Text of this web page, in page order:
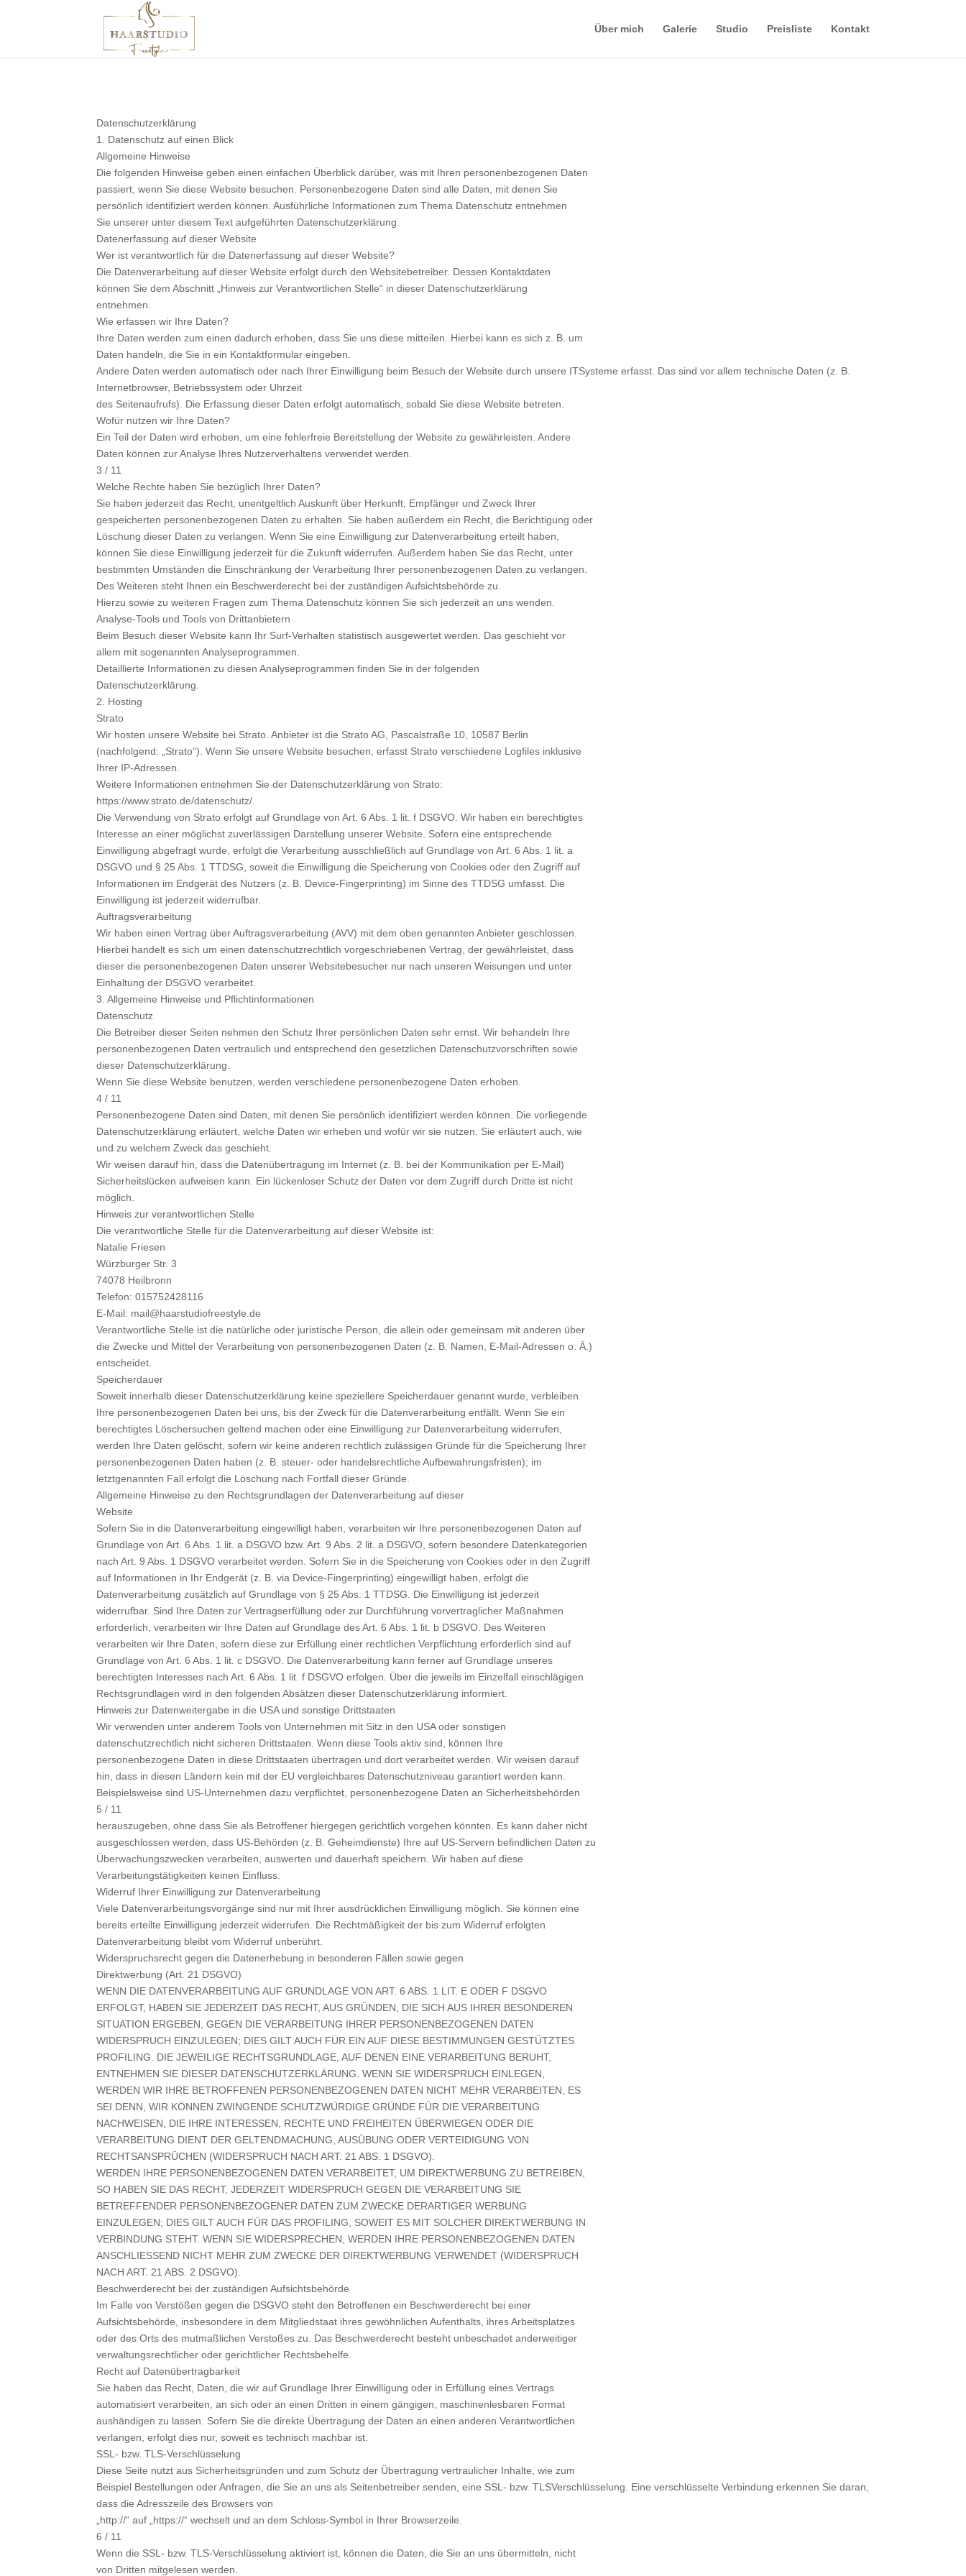
Über mich Galerie Studio Preisliste Kontakt
Datenschutzerklärung
1. Datenschutz auf einen Blick
Allgemeine Hinweise
Die folgenden Hinweise geben einen einfachen Überblick darüber, was mit Ihren personenbezogenen Daten
passiert, wenn Sie diese Website besuchen. Personenbezogene Daten sind alle Daten, mit denen Sie
persönlich identifiziert werden können. Ausführliche Informationen zum Thema Datenschutz entnehmen
Sie unserer unter diesem Text aufgeführten Datenschutzerklärung.
Datenerfassung auf dieser Website
Wer ist verantwortlich für die Datenerfassung auf dieser Website?
Die Datenverarbeitung auf dieser Website erfolgt durch den Websitebetreiber. Dessen Kontaktdaten
können Sie dem Abschnitt „Hinweis zur Verantwortlichen Stelle“ in dieser Datenschutzerklärung
entnehmen.
Wie erfassen wir Ihre Daten?
Ihre Daten werden zum einen dadurch erhoben, dass Sie uns diese mitteilen. Hierbei kann es sich z. B. um
Daten handeln, die Sie in ein Kontaktformular eingeben.
Andere Daten werden automatisch oder nach Ihrer Einwilligung beim Besuch der Website durch unsere ITSysteme erfasst. Das sind vor allem technische Daten (z. B.
Internetbrowser, Betriebssystem oder Uhrzeit
des Seitenaufrufs). Die Erfassung dieser Daten erfolgt automatisch, sobald Sie diese Website betreten.
Wofür nutzen wir Ihre Daten?
Ein Teil der Daten wird erhoben, um eine fehlerfreie Bereitstellung der Website zu gewährleisten. Andere
Daten können zur Analyse Ihres Nutzerverhaltens verwendet werden.
3 / 11
Welche Rechte haben Sie bezüglich Ihrer Daten?
Sie haben jederzeit das Recht, unentgeltlich Auskunft über Herkunft, Empfänger und Zweck Ihrer
gespeicherten personenbezogenen Daten zu erhalten. Sie haben außerdem ein Recht, die Berichtigung oder
Löschung dieser Daten zu verlangen. Wenn Sie eine Einwilligung zur Datenverarbeitung erteilt haben,
können Sie diese Einwilligung jederzeit für die Zukunft widerrufen. Außerdem haben Sie das Recht, unter
bestimmten Umständen die Einschränkung der Verarbeitung Ihrer personenbezogenen Daten zu verlangen.
Des Weiteren steht Ihnen ein Beschwerderecht bei der zuständigen Aufsichtsbehörde zu.
Hierzu sowie zu weiteren Fragen zum Thema Datenschutz können Sie sich jederzeit an uns wenden.
Analyse-Tools und Tools von Drittanbietern
Beim Besuch dieser Website kann Ihr Surf-Verhalten statistisch ausgewertet werden. Das geschieht vor
allem mit sogenannten Analyseprogrammen.
Detaillierte Informationen zu diesen Analyseprogrammen finden Sie in der folgenden
Datenschutzerklärung.
2. Hosting
Strato
Wir hosten unsere Website bei Strato. Anbieter ist die Strato AG, Pascalstraße 10, 10587 Berlin
(nachfolgend: „Strato“). Wenn Sie unsere Website besuchen, erfasst Strato verschiedene Logfiles inklusive
Ihrer IP-Adressen.
Weitere Informationen entnehmen Sie der Datenschutzerklärung von Strato:
https://www.strato.de/datenschutz/.
Die Verwendung von Strato erfolgt auf Grundlage von Art. 6 Abs. 1 lit. f DSGVO. Wir haben ein berechtigtes
Interesse an einer möglichst zuverlässigen Darstellung unserer Website. Sofern eine entsprechende
Einwilligung abgefragt wurde, erfolgt die Verarbeitung ausschließlich auf Grundlage von Art. 6 Abs. 1 lit. a
DSGVO und § 25 Abs. 1 TTDSG, soweit die Einwilligung die Speicherung von Cookies oder den Zugriff auf
Informationen im Endgerät des Nutzers (z. B. Device-Fingerprinting) im Sinne des TTDSG umfasst. Die
Einwilligung ist jederzeit widerrufbar.
Auftragsverarbeitung
Wir haben einen Vertrag über Auftragsverarbeitung (AVV) mit dem oben genannten Anbieter geschlossen.
Hierbei handelt es sich um einen datenschutzrechtlich vorgeschriebenen Vertrag, der gewährleistet, dass
dieser die personenbezogenen Daten unserer Websitebesucher nur nach unseren Weisungen und unter
Einhaltung der DSGVO verarbeitet.
3. Allgemeine Hinweise und Pflichtinformationen
Datenschutz
Die Betreiber dieser Seiten nehmen den Schutz Ihrer persönlichen Daten sehr ernst. Wir behandeln Ihre
personenbezogenen Daten vertraulich und entsprechend den gesetzlichen Datenschutzvorschriften sowie
dieser Datenschutzerklärung.
Wenn Sie diese Website benutzen, werden verschiedene personenbezogene Daten erhoben.
4 / 11
Personenbezogene Daten sind Daten, mit denen Sie persönlich identifiziert werden können. Die vorliegende
Datenschutzerklärung erläutert, welche Daten wir erheben und wofür wir sie nutzen. Sie erläutert auch, wie
und zu welchem Zweck das geschieht.
Wir weisen darauf hin, dass die Datenübertragung im Internet (z. B. bei der Kommunikation per E-Mail)
Sicherheitslücken aufweisen kann. Ein lückenloser Schutz der Daten vor dem Zugriff durch Dritte ist nicht
möglich.
Hinweis zur verantwortlichen Stelle
Die verantwortliche Stelle für die Datenverarbeitung auf dieser Website ist:
Natalie Friesen
Würzburger Str. 3
74078 Heilbronn
Telefon: 015752428116
E-Mail: mail@haarstudiofreestyle.de
Verantwortliche Stelle ist die natürliche oder juristische Person, die allein oder gemeinsam mit anderen über
die Zwecke und Mittel der Verarbeitung von personenbezogenen Daten (z. B. Namen, E-Mail-Adressen o. Ä.)
entscheidet.
Speicherdauer
Soweit innerhalb dieser Datenschutzerklärung keine speziellere Speicherdauer genannt wurde, verbleiben
Ihre personenbezogenen Daten bei uns, bis der Zweck für die Datenverarbeitung entfällt. Wenn Sie ein
berechtigtes Löschersuchen geltend machen oder eine Einwilligung zur Datenverarbeitung widerrufen,
werden Ihre Daten gelöscht, sofern wir keine anderen rechtlich zulässigen Gründe für die Speicherung Ihrer
personenbezogenen Daten haben (z. B. steuer- oder handelsrechtliche Aufbewahrungsfristen); im
letztgenannten Fall erfolgt die Löschung nach Fortfall dieser Gründe.
Allgemeine Hinweise zu den Rechtsgrundlagen der Datenverarbeitung auf dieser
Website
Sofern Sie in die Datenverarbeitung eingewilligt haben, verarbeiten wir Ihre personenbezogenen Daten auf
Grundlage von Art. 6 Abs. 1 lit. a DSGVO bzw. Art. 9 Abs. 2 lit. a DSGVO, sofern besondere Datenkategorien
nach Art. 9 Abs. 1 DSGVO verarbeitet werden. Sofern Sie in die Speicherung von Cookies oder in den Zugriff
auf Informationen in Ihr Endgerät (z. B. via Device-Fingerprinting) eingewilligt haben, erfolgt die
Datenverarbeitung zusätzlich auf Grundlage von § 25 Abs. 1 TTDSG. Die Einwilligung ist jederzeit
widerrufbar. Sind Ihre Daten zur Vertragserfüllung oder zur Durchführung vorvertraglicher Maßnahmen
erforderlich, verarbeiten wir Ihre Daten auf Grundlage des Art. 6 Abs. 1 lit. b DSGVO. Des Weiteren
verarbeiten wir Ihre Daten, sofern diese zur Erfüllung einer rechtlichen Verpflichtung erforderlich sind auf
Grundlage von Art. 6 Abs. 1 lit. c DSGVO. Die Datenverarbeitung kann ferner auf Grundlage unseres
berechtigten Interesses nach Art. 6 Abs. 1 lit. f DSGVO erfolgen. Über die jeweils im Einzelfall einschlägigen
Rechtsgrundlagen wird in den folgenden Absätzen dieser Datenschutzerklärung informiert.
Hinweis zur Datenweitergabe in die USA und sonstige Drittstaaten
Wir verwenden unter anderem Tools von Unternehmen mit Sitz in den USA oder sonstigen
datenschutzrechtlich nicht sicheren Drittstaaten. Wenn diese Tools aktiv sind, können Ihre
personenbezogene Daten in diese Drittstaaten übertragen und dort verarbeitet werden. Wir weisen darauf
hin, dass in diesen Ländern kein mit der EU vergleichbares Datenschutzniveau garantiert werden kann.
Beispielsweise sind US-Unternehmen dazu verpflichtet, personenbezogene Daten an Sicherheitsbehörden
5 / 11
herauszugeben, ohne dass Sie als Betroffener hiergegen gerichtlich vorgehen könnten. Es kann daher nicht
ausgeschlossen werden, dass US-Behörden (z. B. Geheimdienste) Ihre auf US-Servern befindlichen Daten zu
Überwachungszwecken verarbeiten, auswerten und dauerhaft speichern. Wir haben auf diese
Verarbeitungstätigkeiten keinen Einfluss.
Widerruf Ihrer Einwilligung zur Datenverarbeitung
Viele Datenverarbeitungsvorgänge sind nur mit Ihrer ausdrücklichen Einwilligung möglich. Sie können eine
bereits erteilte Einwilligung jederzeit widerrufen. Die Rechtmäßigkeit der bis zum Widerruf erfolgten
Datenverarbeitung bleibt vom Widerruf unberührt.
Widerspruchsrecht gegen die Datenerhebung in besonderen Fällen sowie gegen
Direktwerbung (Art. 21 DSGVO)
WENN DIE DATENVERARBEITUNG AUF GRUNDLAGE VON ART. 6 ABS. 1 LIT. E ODER F DSGVO
ERFOLGT, HABEN SIE JEDERZEIT DAS RECHT, AUS GRÜNDEN, DIE SICH AUS IHRER BESONDEREN
SITUATION ERGEBEN, GEGEN DIE VERARBEITUNG IHRER PERSONENBEZOGENEN DATEN
WIDERSPRUCH EINZULEGEN; DIES GILT AUCH FÜR EIN AUF DIESE BESTIMMUNGEN GESTÜTZTES
PROFILING. DIE JEWEILIGE RECHTSGRUNDLAGE, AUF DENEN EINE VERARBEITUNG BERUHT,
ENTNEHMEN SIE DIESER DATENSCHUTZERKLÄRUNG. WENN SIE WIDERSPRUCH EINLEGEN,
WERDEN WIR IHRE BETROFFENEN PERSONENBEZOGENEN DATEN NICHT MEHR VERARBEITEN, ES
SEI DENN, WIR KÖNNEN ZWINGENDE SCHUTZWÜRDIGE GRÜNDE FÜR DIE VERARBEITUNG
NACHWEISEN, DIE IHRE INTERESSEN, RECHTE UND FREIHEITEN ÜBERWIEGEN ODER DIE
VERARBEITUNG DIENT DER GELTENDMACHUNG, AUSÜBUNG ODER VERTEIDIGUNG VON
RECHTSANSPRÜCHEN (WIDERSPRUCH NACH ART. 21 ABS. 1 DSGVO).
WERDEN IHRE PERSONENBEZOGENEN DATEN VERARBEITET, UM DIREKTWERBUNG ZU BETREIBEN,
SO HABEN SIE DAS RECHT, JEDERZEIT WIDERSPRUCH GEGEN DIE VERARBEITUNG SIE
BETREFFENDER PERSONENBEZOGENER DATEN ZUM ZWECKE DERARTIGER WERBUNG
EINZULEGEN; DIES GILT AUCH FÜR DAS PROFILING, SOWEIT ES MIT SOLCHER DIREKTWERBUNG IN
VERBINDUNG STEHT. WENN SIE WIDERSPRECHEN, WERDEN IHRE PERSONENBEZOGENEN DATEN
ANSCHLIESSEND NICHT MEHR ZUM ZWECKE DER DIREKTWERBUNG VERWENDET (WIDERSPRUCH
NACH ART. 21 ABS. 2 DSGVO).
Beschwerderecht bei der zuständigen Aufsichtsbehörde
Im Falle von Verstößen gegen die DSGVO steht den Betroffenen ein Beschwerderecht bei einer
Aufsichtsbehörde, insbesondere in dem Mitgliedstaat ihres gewöhnlichen Aufenthalts, ihres Arbeitsplatzes
oder des Orts des mutmaßlichen Verstoßes zu. Das Beschwerderecht besteht unbeschadet anderweitiger
verwaltungsrechtlicher oder gerichtlicher Rechtsbehelfe.
Recht auf Datenübertragbarkeit
Sie haben das Recht, Daten, die wir auf Grundlage Ihrer Einwilligung oder in Erfüllung eines Vertrags
automatisiert verarbeiten, an sich oder an einen Dritten in einem gängigen, maschinenlesbaren Format
aushändigen zu lassen. Sofern Sie die direkte Übertragung der Daten an einen anderen Verantwortlichen
verlangen, erfolgt dies nur, soweit es technisch machbar ist.
SSL- bzw. TLS-Verschlüsselung
Diese Seite nutzt aus Sicherheitsgründen und zum Schutz der Übertragung vertraulicher Inhalte, wie zum
Beispiel Bestellungen oder Anfragen, die Sie an uns als Seitenbetreiber senden, eine SSL- bzw. TLSVerschlüsselung. Eine verschlüsselte Verbindung erkennen Sie daran,
dass die Adresszeile des Browsers von
„http://“ auf „https://“ wechselt und an dem Schloss-Symbol in Ihrer Browserzeile.
6 / 11
Wenn die SSL- bzw. TLS-Verschlüsselung aktiviert ist, können die Daten, die Sie an uns übermitteln, nicht
von Dritten mitgelesen werden.